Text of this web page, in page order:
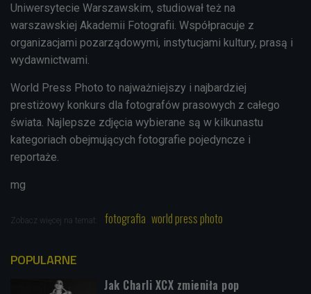
Uniwersytecie Warszawskim, studiował też na
warszawskiej Akademii Fotografii. Współpracuje z
organizacjami pozarządowymi, instytucjami kultury, prasą i
wydawnictwami.
World Press Photo to najważniejszy i najbardziej
prestiżowy konkurs dla fotografów prasowych z całego
świata. Najlepsze zdjęcia wybierane są w kilkunastu
kategoriach obejmujących fotografie pojedyncze i
reportaże.
mg
Zobacz więcej na temat: fotografia world press photo
POPULARNE
Jak Charli XCX zmieniła pop